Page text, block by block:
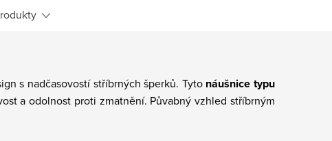
s nadčasovostí stříbrných šperků. Tytonáušnice typu
a odolnost proti zmatnění. Půvabný vzhled stříbrným